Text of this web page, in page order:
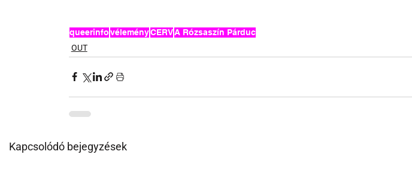
queerinfovéleményCERVA Rózsaszín Párduc
OUT
Kapcsolódó bejegyzések